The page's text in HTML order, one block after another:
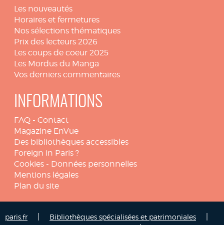
Les nouveautés
Horaires et fermetures
Nos sélections thématiques
Prix des lecteurs 2026
Les coups de coeur 2025
Les Mordus du Manga
Vos derniers commentaires
INFORMATIONS
FAQ - Contact
Magazine EnVue
Des bibliothèques accessibles
Foreign in Paris ?
Cookies - Données personnelles
Mentions légales
Plan du site
paris.fr Bibliothèques spécialisées et patrimoniales